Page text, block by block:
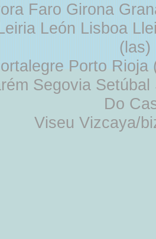
Faro Girona
León Lisboa
Porto
Segovia
Do
Viseu Vizcaya/